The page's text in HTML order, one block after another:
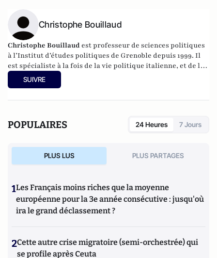
Christophe Bouillaud
Christophe Bouillaud est professeur de sciences politiques
à l’Institut d’études politiques de Grenoble depuis 1999. Il
est spécialiste à la fois de la vie politique italienne, et de la
vie politique européenne, en particulier sous l’angle des
partis.
SUIVRE
POPULAIRES 24 Heures 7 Jours
PLUS LUS PLUS PARTAGES
1Les Français moins riches que la moyenne
européenne pour la 3e année consécutive : jusqu'où
ira le grand déclassement ?
2Cette autre crise migratoire (semi-orchestrée) qui
se profile après Ceuta